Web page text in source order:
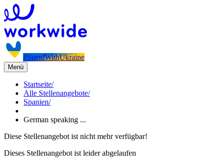
#StandWithUkraine
Menü
Startseite/
Alle Stellenangebote/
Spanien/
German speaking ...
Diese Stellenangebot ist nicht mehr verfügbar!
Dieses Stellenangebot ist leider abgelaufen